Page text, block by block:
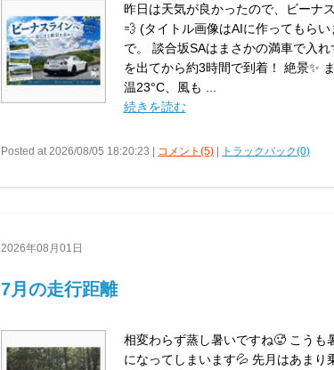
昨日は天気が良かったので、ビーナ
💨 (タイトル画像はAIに作ってもら
で。 談合坂SAはまさかの満車で入
を出てから約3時間で到着！ 絶景✨
温23°C、風も ...
続きを読む
Posted at 2026/08/05 18:20:23 | コメント(5) | トラックバック(0)
2026年08月01日
7月の走行距離
相変わらず蒸し暑いですね🥵 こうも
になってしまいます💦 先月はあまり